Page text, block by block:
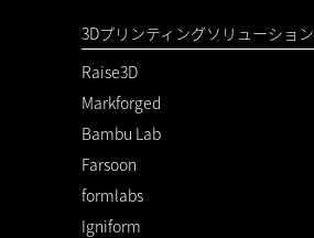
3Dプリンティングソリューション
Raise3D
Markforged
Bambu Lab
Farsoon
formlabs
Igniform